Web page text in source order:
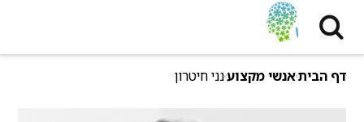
דף הביתאנשי מקצוענני חיטרון